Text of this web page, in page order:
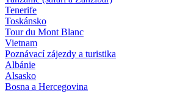
Tenerife
Toskánsko
Tour du Mont Blanc
Vietnam
Poznávací zájezdy a turistika
Albánie
Alsasko
Bosna a Hercegovina